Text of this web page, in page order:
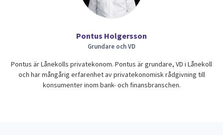
Pontus Holgersson
Grundare och VD
Pontus är Lånekolls privatekonom. Pontus är grundare, VD i Lånekoll
och har mångårig erfarenhet av privatekonomisk rådgivning till
konsumenter inom bank- och finansbranschen.